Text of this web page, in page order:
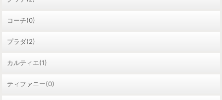
コーチ(0)
プラダ(2)
カルティエ(1)
ティファニー(0)